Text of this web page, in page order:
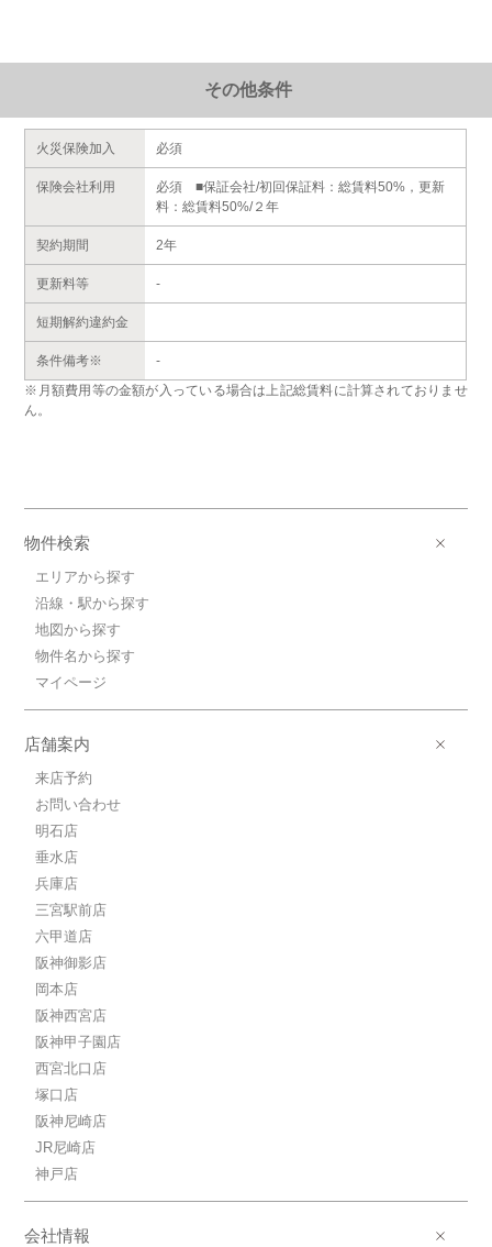
その他条件
火災保険加入 必須
保険会社利用
必須 ■保証会社/初回保証料：総賃料50%，更新
料：総賃料50%/２年
契約期間 2年
更新料等 -
短期解約違約金
条件備考※
-
※月額費用等の金額が入っている場合は上記総賃料に計算されておりませ
ん。
物件検索
エリアから探す
沿線・駅から探す
地図から探す
物件名から探す
マイページ
店舗案内
来店予約
お問い合わせ
明石店
垂水店
兵庫店
三宮駅前店
六甲道店
阪神御影店
岡本店
阪神西宮店
阪神甲子園店
西宮北口店
塚口店
阪神尼崎店
JR尼崎店
神戸店
会社情報